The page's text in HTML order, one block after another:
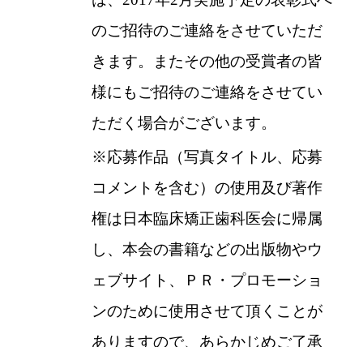
のご招待のご連絡をさせていただ
きます。またその他の受賞者の皆
様にもご招待のご連絡をさせてい
ただく場合がございます。
※応募作品（写真タイトル、応募
コメントを含む）の使用及び著作
権は日本臨床矯正歯科医会に帰属
し、本会の書籍などの出版物やウ
ェブサイト、ＰＲ・プロモーショ
ンのために使用させて頂くことが
ありますので、あらかじめご了承